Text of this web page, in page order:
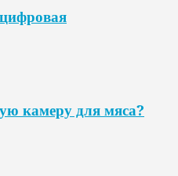
камеру для мяса?